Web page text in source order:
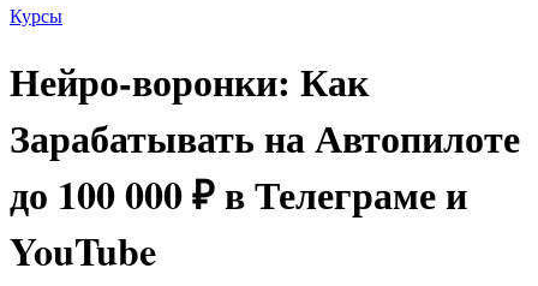
Курсы
Нейро-воронки: Как
Зарабатывать на Автопилоте
до 100 000 ₽ в Телеграме и
YouTube